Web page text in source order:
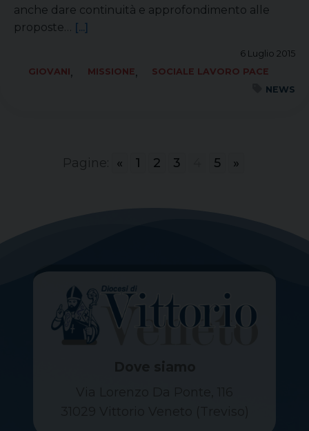
anche dare continuità e approfondimento alle
proposte… [...]
6 Luglio 2015
GIOVANI, MISSIONE,
SOCIALE LAVORO PACE
NEWS
Pagine: « 1 2 3 5 »